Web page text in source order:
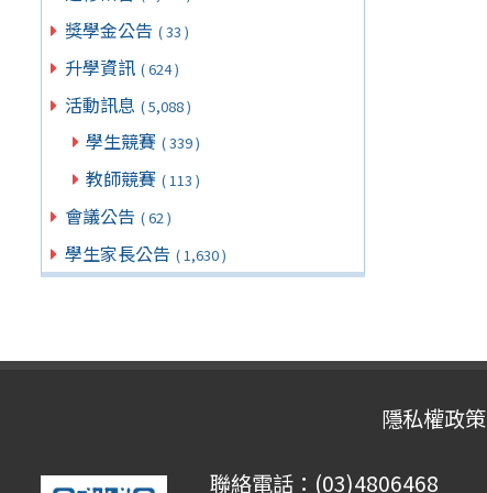
獎學金公告 ( 33 )
升學資訊 ( 624 )
活動訊息 ( 5,088 )
學生競賽 ( 339 )
教師競賽 ( 113 )
會議公告 ( 62 )
學生家長公告 ( 1,630 )
隱私權政策
聯絡電話：(03)4806468